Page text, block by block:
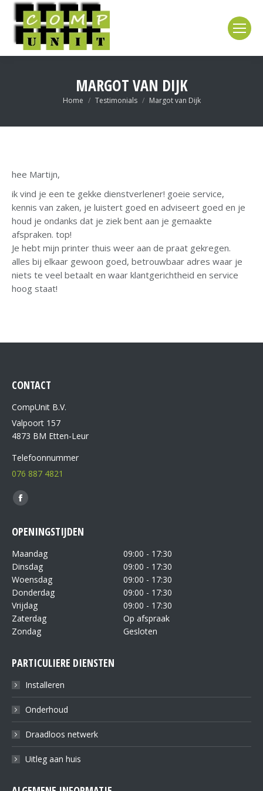
MARGOT VAN DIJK
Je bent hier:
Home Testimonials Margot van Dijk
hee Martijn,
ik vind je een te gekke dienstverlener! goeie service,
kennis van zaken, je luistert goed en adviseert goed en je
houd je ondanks dat je ziek bent aan je gemaakte
afspraken. top!
Je hebt mijn printer thuis weer aan de praat gekregen.
alles bij elkaar gewoon goed, betrouwbaar adres waar je
niets te veel betaalt en waar klantgerichtheid en service
hoog staat!
CONTACT
CompUnit B.V.
Valpoort 157
4873 BM Etten-Leur
Telefoonnummer
076 887 4821
Vind ons op:
OPENINGSTIJDEN
Maandag
09:00 - 17:30
Dinsdag
09:00 - 17:30
Woensdag
09:00 - 17:30
Donderdag
09:00 - 17:30
Vrijdag
09:00 - 17:30
Zaterdag
Op afspraak
Zondag
Gesloten
PARTICULIERE DIENSTEN
Installeren
Onderhoud
Draadloos netwerk
Uitleg aan huis